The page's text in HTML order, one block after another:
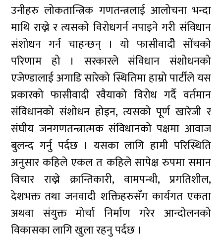
उनीहरु लोकतान्त्रिक गणतन्त्रलाई आलोचना भन्दा
माथि राख्ने र त्यसको विरोधगर्न नपाइने गरी संविधान
संशोधन गर्न चाहन्छन् । यो फासीवादीे सोंचको
परिणाम हो । सरकारले संविधान संशोधनको
एजेण्डालाई अगाडि सारेको स्थितिमा हाम्रो पार्टीले यस
प्रकारको फासीवादी रवैयाको विरोध गर्दै वर्तमान
संविधानको संशोधन होइन, त्यसको पूर्ण खारेजी र
संघीय जनगणतन्त्रात्मक संविधानको पक्षमा आवाज
बुलन्द गर्नु पर्दछ । यसका लागि हामी परिस्थिति
अनुसार कहिले एकल त कहिले सापेक्ष रुपमा समान
विचार राख्ने क्रान्तिकारी, वामपन्थी, प्रगतिशील,
देशभक्त तथा जनवादी शक्तिहरुसँग कार्यगत एकता
अथवा संयुक्त मोर्चा निर्माण गरेर आन्दोलनको
विकासका लागि खुला रहनु पर्दछ ।